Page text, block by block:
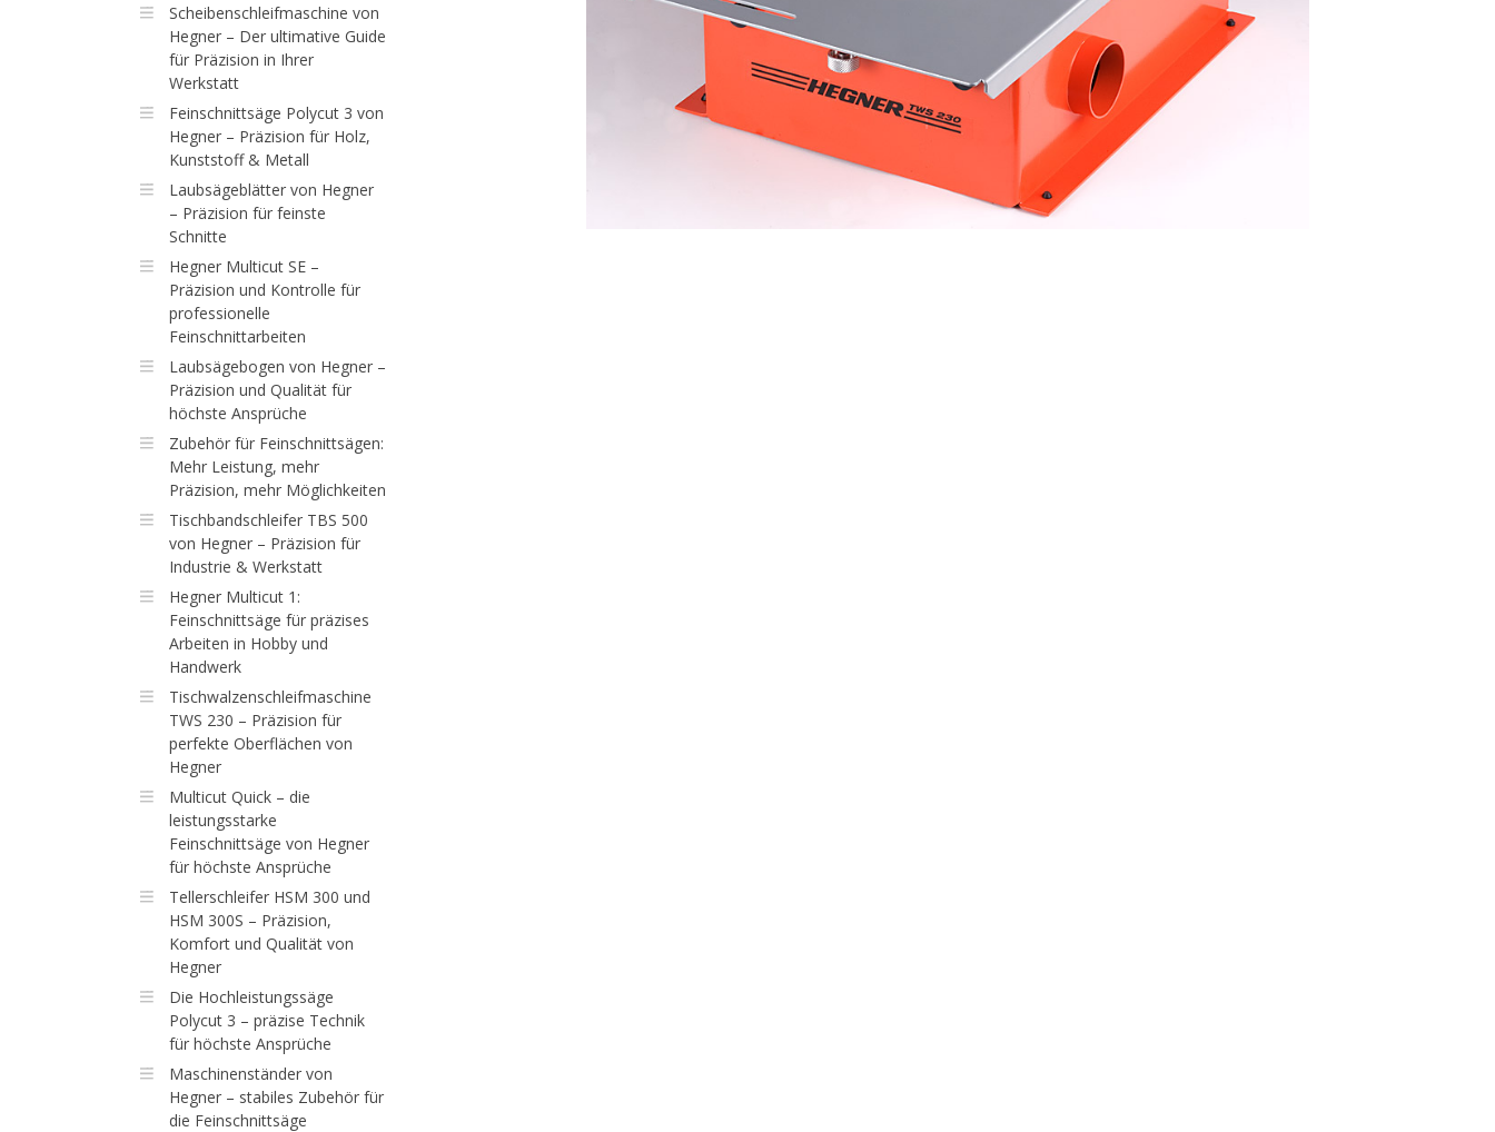
Scheibenschleifmaschine von
Hegner – Der ultimative Guide
für Präzision in Ihrer
Werkstatt
Feinschnittsäge Polycut 3 von
Hegner – Präzision für Holz,
Kunststoff & Metall
Laubsägeblätter von Hegner
– Präzision für feinste
Schnitte
Hegner Multicut SE –
Präzision und Kontrolle für
professionelle
Feinschnittarbeiten
Laubsägebogen von Hegner –
Präzision und Qualität für
höchste Ansprüche
Zubehör für Feinschnittsägen:
Mehr Leistung, mehr
Präzision, mehr Möglichkeiten
Tischbandschleifer TBS 500
von Hegner – Präzision für
Industrie & Werkstatt
Hegner Multicut 1:
Feinschnittsäge für präzises
Arbeiten in Hobby und
Handwerk
Tischwalzenschleifmaschine
TWS 230 – Präzision für
perfekte Oberflächen von
Hegner
Multicut Quick – die
leistungsstarke
Feinschnittsäge von Hegner
für höchste Ansprüche
Tellerschleifer HSM 300 und
HSM 300S – Präzision,
Komfort und Qualität von
Hegner
Die Hochleistungssäge
Polycut 3 – präzise Technik
für höchste Ansprüche
Maschinenständer von
Hegner – stabiles Zubehör für
die Feinschnittsäge